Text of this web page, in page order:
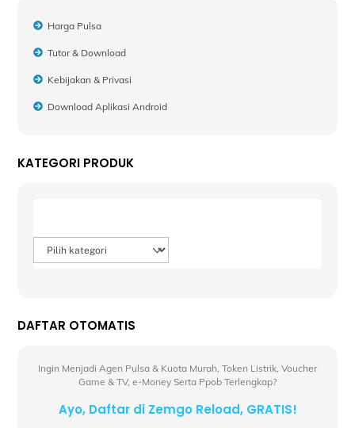
Harga Pulsa
Tutor & Download
Kebijakan & Privasi
Download Aplikasi Android
KATEGORI PRODUK
DAFTAR OTOMATIS
Ingin Menjadi Agen Pulsa & Kuota Murah, Token Listrik, Voucher
Game & TV, e-Money Serta Ppob Terlengkap?
Ayo, Daftar di Zemgo Reload, GRATIS!